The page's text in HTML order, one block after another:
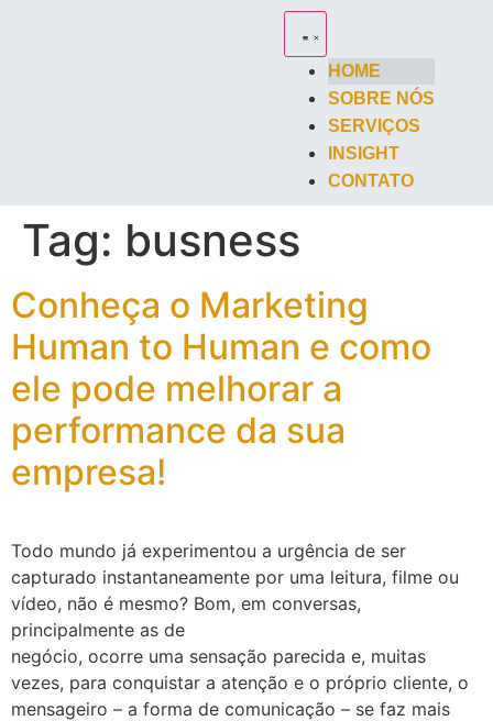
HOME
SOBRE NÓS
SERVIÇOS
INSIGHT
CONTATO
Tag: busness
Conheça o Marketing
Human to Human e como
ele pode melhorar a
performance da sua
empresa!
Todo mundo já experimentou a urgência de ser
capturado instantaneamente por uma leitura, filme ou
vídeo, não é mesmo? Bom, em conversas,
principalmente as de
negócio, ocorre uma sensação parecida e, muitas
vezes, para conquistar a atenção e o próprio cliente, o
mensageiro – a forma de comunicação – se faz mais